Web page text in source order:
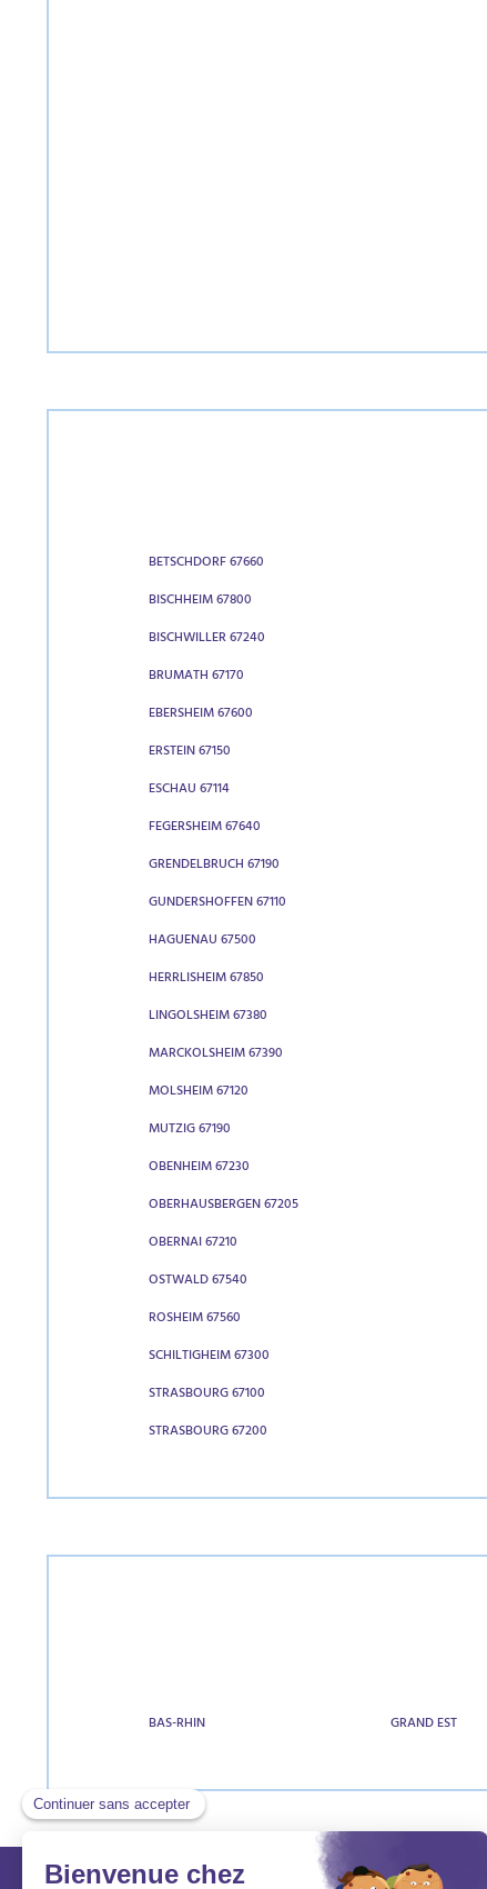
BETSCHDORF 67660
BISCHHEIM 67800
BISCHWILLER 67240
BRUMATH 67170
EBERSHEIM 67600
ERSTEIN 67150
ESCHAU 67114
FEGERSHEIM 67640
GRENDELBRUCH 67190
GUNDERSHOFFEN 67110
HAGUENAU 67500
HERRLISHEIM 67850
LINGOLSHEIM 67380
MARCKOLSHEIM 67390
MOLSHEIM 67120
MUTZIG 67190
OBENHEIM 67230
OBERHAUSBERGEN 67205
OBERNAI 67210
OSTWALD 67540
ROSHEIM 67560
SCHILTIGHEIM 67300
STRASBOURG 67100
STRASBOURG 67200
BAS-RHIN GRAND EST